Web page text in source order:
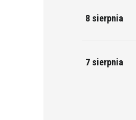
8 sierpnia
7 sierpnia